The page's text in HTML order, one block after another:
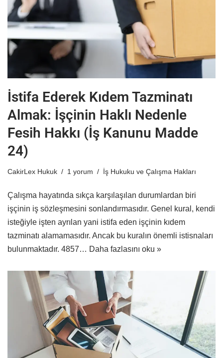
İstifa Ederek Kıdem Tazminatı
Almak: İşçinin Haklı Nedenle
Fesih Hakkı (İş Kanunu Madde
24)
CakirLex Hukuk 1 yorum İş Hukuku ve Çalışma Hakları
Çalışma hayatında sıkça karşılaşılan durumlardan biri
işçinin iş sözleşmesini sonlandırmasıdır. Genel kural, kendi
isteğiyle işten ayrılan yani istifa eden işçinin kıdem
tazminatı alamamasıdır. Ancak bu kuralın önemli istisnaları
bulunmaktadır. 4857… Daha fazlasını oku »